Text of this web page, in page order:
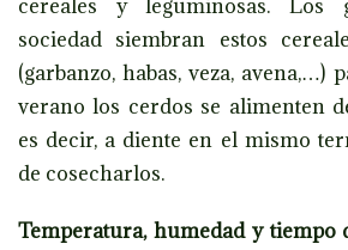
cereales y leguminosas. Los
sociedad siembran estos
(garbanzo, habas, veza, avena,…)
verano los cerdos se alimenten
es decir, a diente en el mismo
de cosecharlos.
Temperatura, humedad y tiempo